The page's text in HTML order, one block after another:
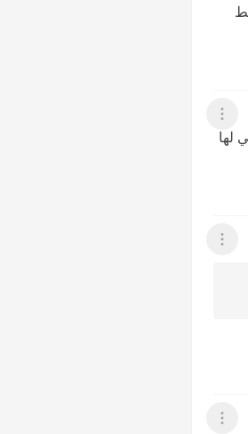
عرض القائمة
لها
عرض القائمة
عرض القائمة